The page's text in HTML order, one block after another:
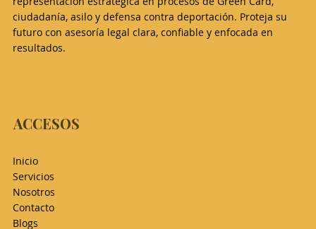
ciudadanía, asilo y defensa contra deportación. Proteja su
futuro con asesoría legal clara, confiable y enfocada en
resultados.
ACCESOS
Inicio
Servicios
Nosotros
Contacto
Blogs